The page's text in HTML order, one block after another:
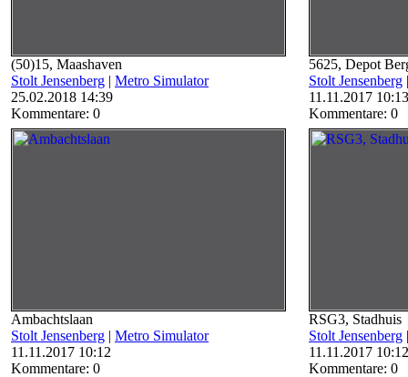
(50)15, Maashaven
Stolt Jensenberg | Metro Simulator
25.02.2018 14:39
Kommentare: 0
5625, Depot
Stolt Jensenberg
11.11.2017 10:13
Kommentare: 0
Ambachtslaan
Stolt Jensenberg | Metro Simulator
11.11.2017 10:12
Kommentare: 0
RSG3, Stadhuis
Stolt Jensenberg
11.11.2017 10:12
Kommentare: 0